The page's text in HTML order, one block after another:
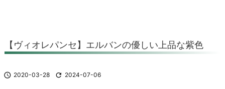
【ヴィオレパンセ】エルバンの優しい上品な紫色
 2020-03-28  2024-07-06